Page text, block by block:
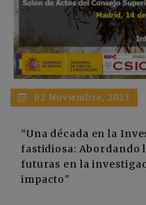
02 Noviembre, 2023
“Una década en la
fastidiosa: Abordando
futuras en la
impacto"